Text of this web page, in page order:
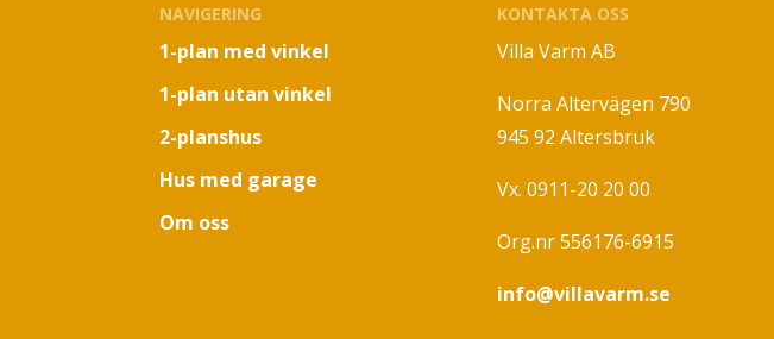
NAVIGERING
1-plan med vinkel
1-plan utan vinkel
2-planshus
Hus med garage
Om oss
KONTAKTA OSS
Villa Varm AB
Norra Altervägen 790
945 92 Altersbruk
Vx. 0911-20 20 00
Org.nr 556176-6915
info@villavarm.se